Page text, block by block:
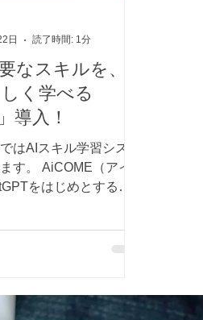
なスキルを、
く学べる
導入！
はAIスキル学習システ
（アイ
をはじめとする最
いステップ学習で、
身につきます。
日
読了時間: 1分